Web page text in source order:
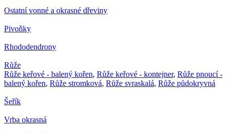
Ostatní vonné a okrasné dřeviny
Pivoňky
Rhododendrony
Růže
Růže keřové - balený kořen, Růže keřové - kontejner, Růže pnoucí -
balený kořen, Růže stromková, Růže svraskalá, Růže půdokryvná
Šeřík
Vrba okrasná